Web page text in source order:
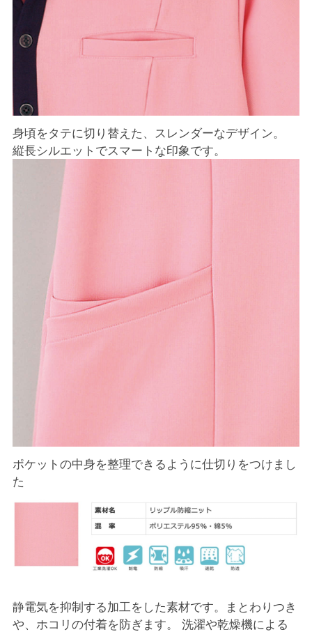
身頃をタテに切り替えた、スレンダーなデザイン。
縦長シルエットでスマートな印象です。
ポケットの中身を整理できるように仕切りをつけまし
た
静電気を抑制する加工をした素材です。まとわりつき
や、ホコリの付着を防ぎます。 洗濯や乾燥機による